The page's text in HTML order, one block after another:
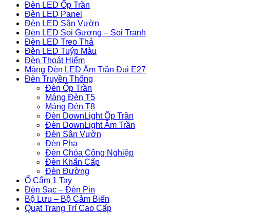
Đèn LED Ốp Trần
Đèn LED Panel
Đèn LED Sân Vườn
Đèn LED Soi Gương – Soi Tranh
Đèn LED Treo Thả
Đèn LED Tuýp Màu
Đèn Thoát Hiểm
Máng Đèn LED Âm Trần Đui E27
Đèn Truyền Thống
Đèn Ốp Trần
Máng Đèn T5
Máng Đèn T8
Đèn DownLight Ốp Trần
Đèn DownLight Âm Trần
Đèn Sân Vườn
Đèn Pha
Đèn Chóa Công Nghiệp
Đèn Khẩn Cấp
Đèn Đường
Ổ Cắm 1 Tay
Đèn Sạc – Đèn Pin
Bộ Lưu – Bộ Cảm Biến
Quạt Trang Trí Cao Cấp